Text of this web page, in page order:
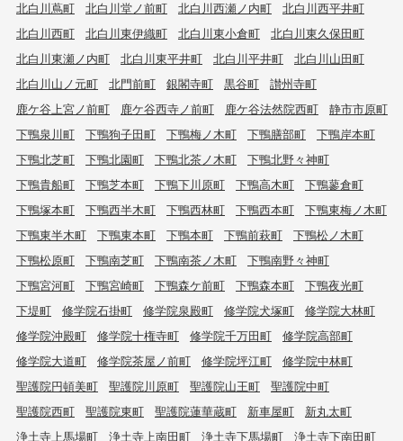
北白川蔦町 北白川堂ノ前町 北白川西瀬ノ内町
北白川西平井町
北白川西町
北白川東伊織町 北白川東小倉町
北白川東久保田町
北白川東瀬ノ内町
北白川東平井町 北白川平井町
北白川山田町
北白川山ノ元町
北門前町 銀閣寺町 黒谷町
讃州寺町
鹿ケ谷上宮ノ前町
鹿ケ谷西寺ノ前町 鹿ケ谷法然院西町
静市市原町
下鴨泉川町
下鴨狗子田町 下鴨梅ノ木町 下鴨膳部町
下鴨岸本町
下鴨北芝町
下鴨北園町 下鴨北茶ノ木町
下鴨北野々神町
下鴨貴船町
下鴨芝本町 下鴨下川原町 下鴨高木町
下鴨蓼倉町
下鴨塚本町
下鴨西半木町 下鴨西林町 下鴨西本町
下鴨東梅ノ木町
下鴨東半木町
下鴨東本町 下鴨本町 下鴨前萩町
下鴨松ノ木町
下鴨松原町
下鴨南芝町 下鴨南茶ノ木町
下鴨南野々神町
下鴨宮河町
下鴨宮崎町 下鴨森ケ前町 下鴨森本町
下鴨夜光町
下堤町
修学院石掛町 修学院泉殿町 修学院犬塚町
修学院大林町
修学院沖殿町
修学院十権寺町 修学院千万田町
修学院高部町
修学院大道町
修学院茶屋ノ前町 修学院坪江町
修学院中林町
聖護院円頓美町
聖護院川原町 聖護院山王町
聖護院中町
聖護院西町
聖護院東町 聖護院蓮華蔵町 新車屋町
新丸太町
浄土寺上馬場町
浄土寺上南田町 浄土寺下馬場町
浄土寺下南田町